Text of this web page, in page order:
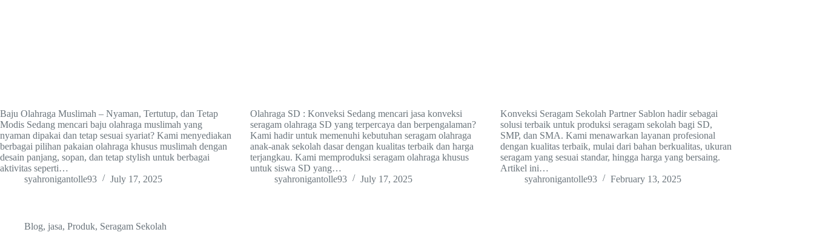
Baju Olahraga Muslimah – Nyaman, Tertutup, dan Tetap
Modis Sedang mencari baju olahraga muslimah yang
nyaman dipakai dan tetap sesuai syariat? Kami menyediakan
berbagai pilihan pakaian olahraga khusus muslimah dengan
desain panjang, sopan, dan tetap stylish untuk berbagai
aktivitas seperti…
syahronigantolle93
July 17, 2025
Olahraga SD : Konveksi Sedang mencari jasa konveksi
seragam olahraga SD yang terpercaya dan berpengalaman?
Kami hadir untuk memenuhi kebutuhan seragam olahraga
anak-anak sekolah dasar dengan kualitas terbaik dan harga
terjangkau. Kami memproduksi seragam olahraga khusus
untuk siswa SD yang…
syahronigantolle93
July 17, 2025
Konveksi Seragam Sekolah Partner Sablon hadir sebagai
solusi terbaik untuk produksi seragam sekolah bagi SD,
SMP, dan SMA. Kami menawarkan layanan profesional
dengan kualitas terbaik, mulai dari bahan berkualitas, ukuran
seragam yang sesuai standar, hingga harga yang bersaing.
Artikel ini…
syahronigantolle93
February 13, 2025
Blog, jasa, Produk, Seragam Sekolah